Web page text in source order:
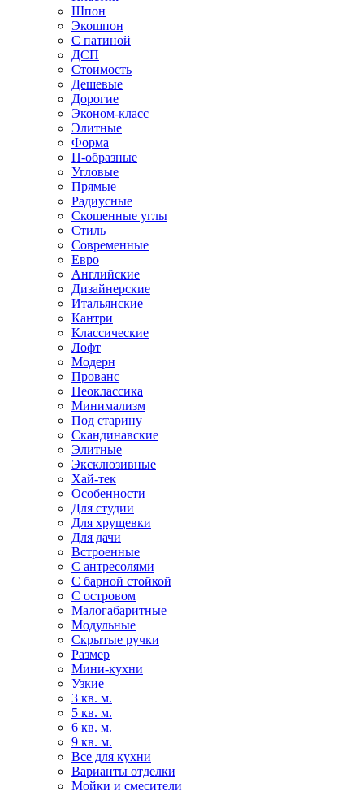
Шпон
Экошпон
С патиной
ДСП
Стоимость
Дешевые
Дорогие
Эконом-класс
Элитные
Форма
П-образные
Угловые
Прямые
Радиусные
Скошенные углы
Стиль
Современные
Евро
Английские
Дизайнерские
Итальянские
Кантри
Классические
Лофт
Модерн
Прованс
Неоклассика
Минимализм
Под старину
Скандинавские
Элитные
Эксклюзивные
Хай-тек
Особенности
Для студии
Для хрущевки
Для дачи
Встроенные
С антресолями
С барной стойкой
С островом
Малогабаритные
Модульные
Скрытые ручки
Размер
Мини-кухни
Узкие
3 кв. м.
5 кв. м.
6 кв. м.
9 кв. м.
Все для кухни
Варианты отделки
Мойки и смесители